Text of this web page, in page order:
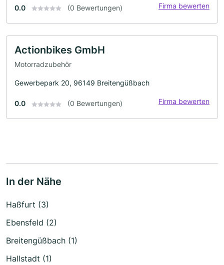
0.0 (0 Bewertungen) Firma bewerten
Actionbikes GmbH
Motorradzubehör
Gewerbepark 20, 96149 Breitengüßbach
0.0 (0 Bewertungen) Firma bewerten
In der Nähe
Haßfurt (3)
Ebensfeld (2)
Breitengüßbach (1)
Hallstadt (1)